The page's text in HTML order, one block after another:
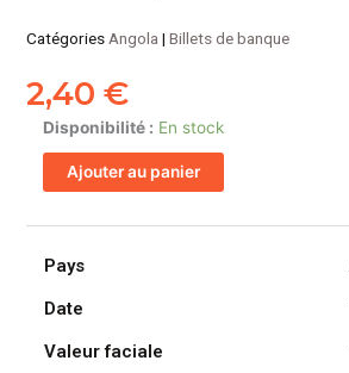
CatégoriesAngola |Billets de banque
2,40€
Disponibilité : En stock
quantité
de
ANGOLA
colonie
portugaise
100
10-
Ajouter au panier
Pays
Date
Valeur faciale